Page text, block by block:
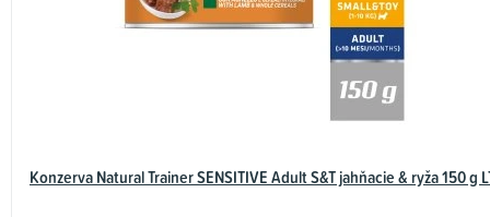
Konzerva Natural Trainer SENSITIVE Adult S&T jahňacie & ryža 150 g